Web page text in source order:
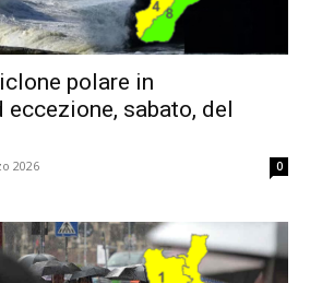
polare in
sabato, del
2026 0